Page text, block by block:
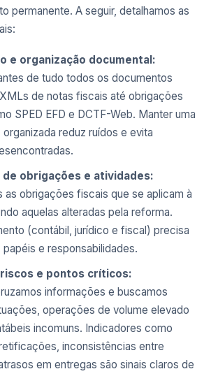
permanente. A seguir, detalhamos as
e organização documental:
de tudo todos os documentos
de notas fiscais até obrigações
SPED EFD e DCTF-Web. Manter uma
reduz ruídos e evita
de obrigações e atividades:
as obrigações fiscais que se aplicam à
aquelas alteradas pela reforma.
(contábil, jurídico e fiscal) precisa
e responsabilidades.
e pontos críticos:
informações e buscamos
operações de volume elevado
incomuns. Indicadores como
inconsistências entre
em entregas são sinais claros de